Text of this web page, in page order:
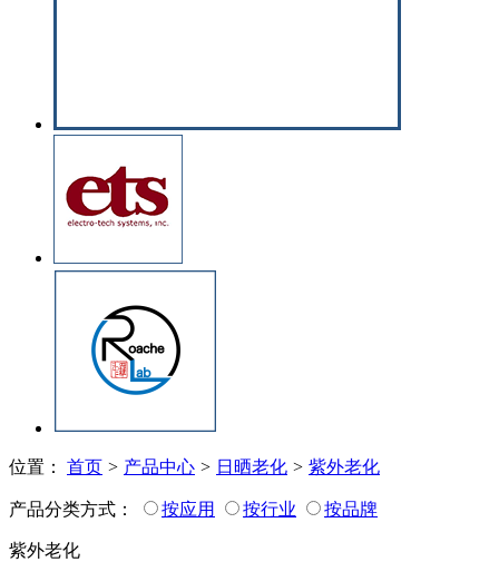
位置： 首页 > 产品中心 > 日晒老化 > 紫外老化
产品分类方式： 按应用 按行业 按品牌
紫外老化